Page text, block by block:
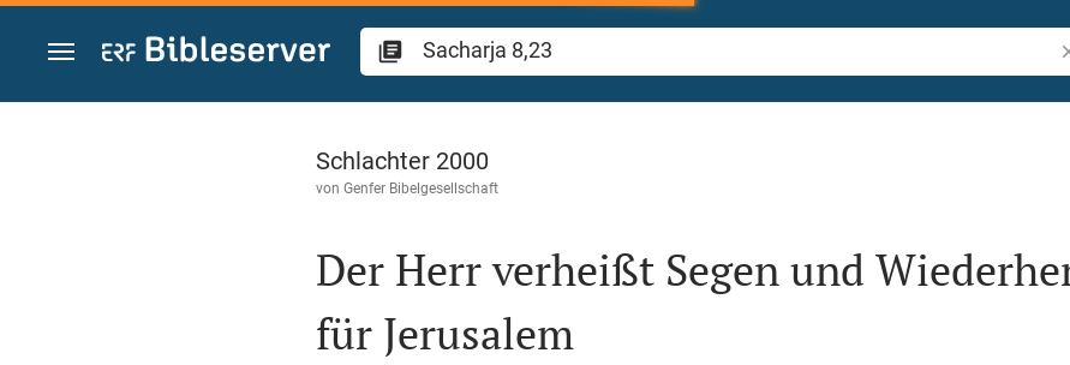
Zum Inhalt springen
Sacharja 8
Schlachter 2000
von Genfer Bibelgesellschaft
Der Herr verheißt Segen und
für Jerusalem